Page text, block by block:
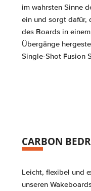
im wahrsten Sinne
ein und sorgt dafür,
des Boards in
Übergänge
Single-Shot Fusion
CARBON
Leicht, flexibel und
unseren